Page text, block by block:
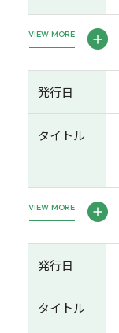
VIEW MORE
発行日
タイトル
VIEW MORE
発行日
タイトル